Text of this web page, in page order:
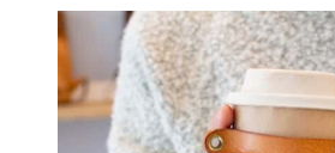
選
択
で
き
ま
す